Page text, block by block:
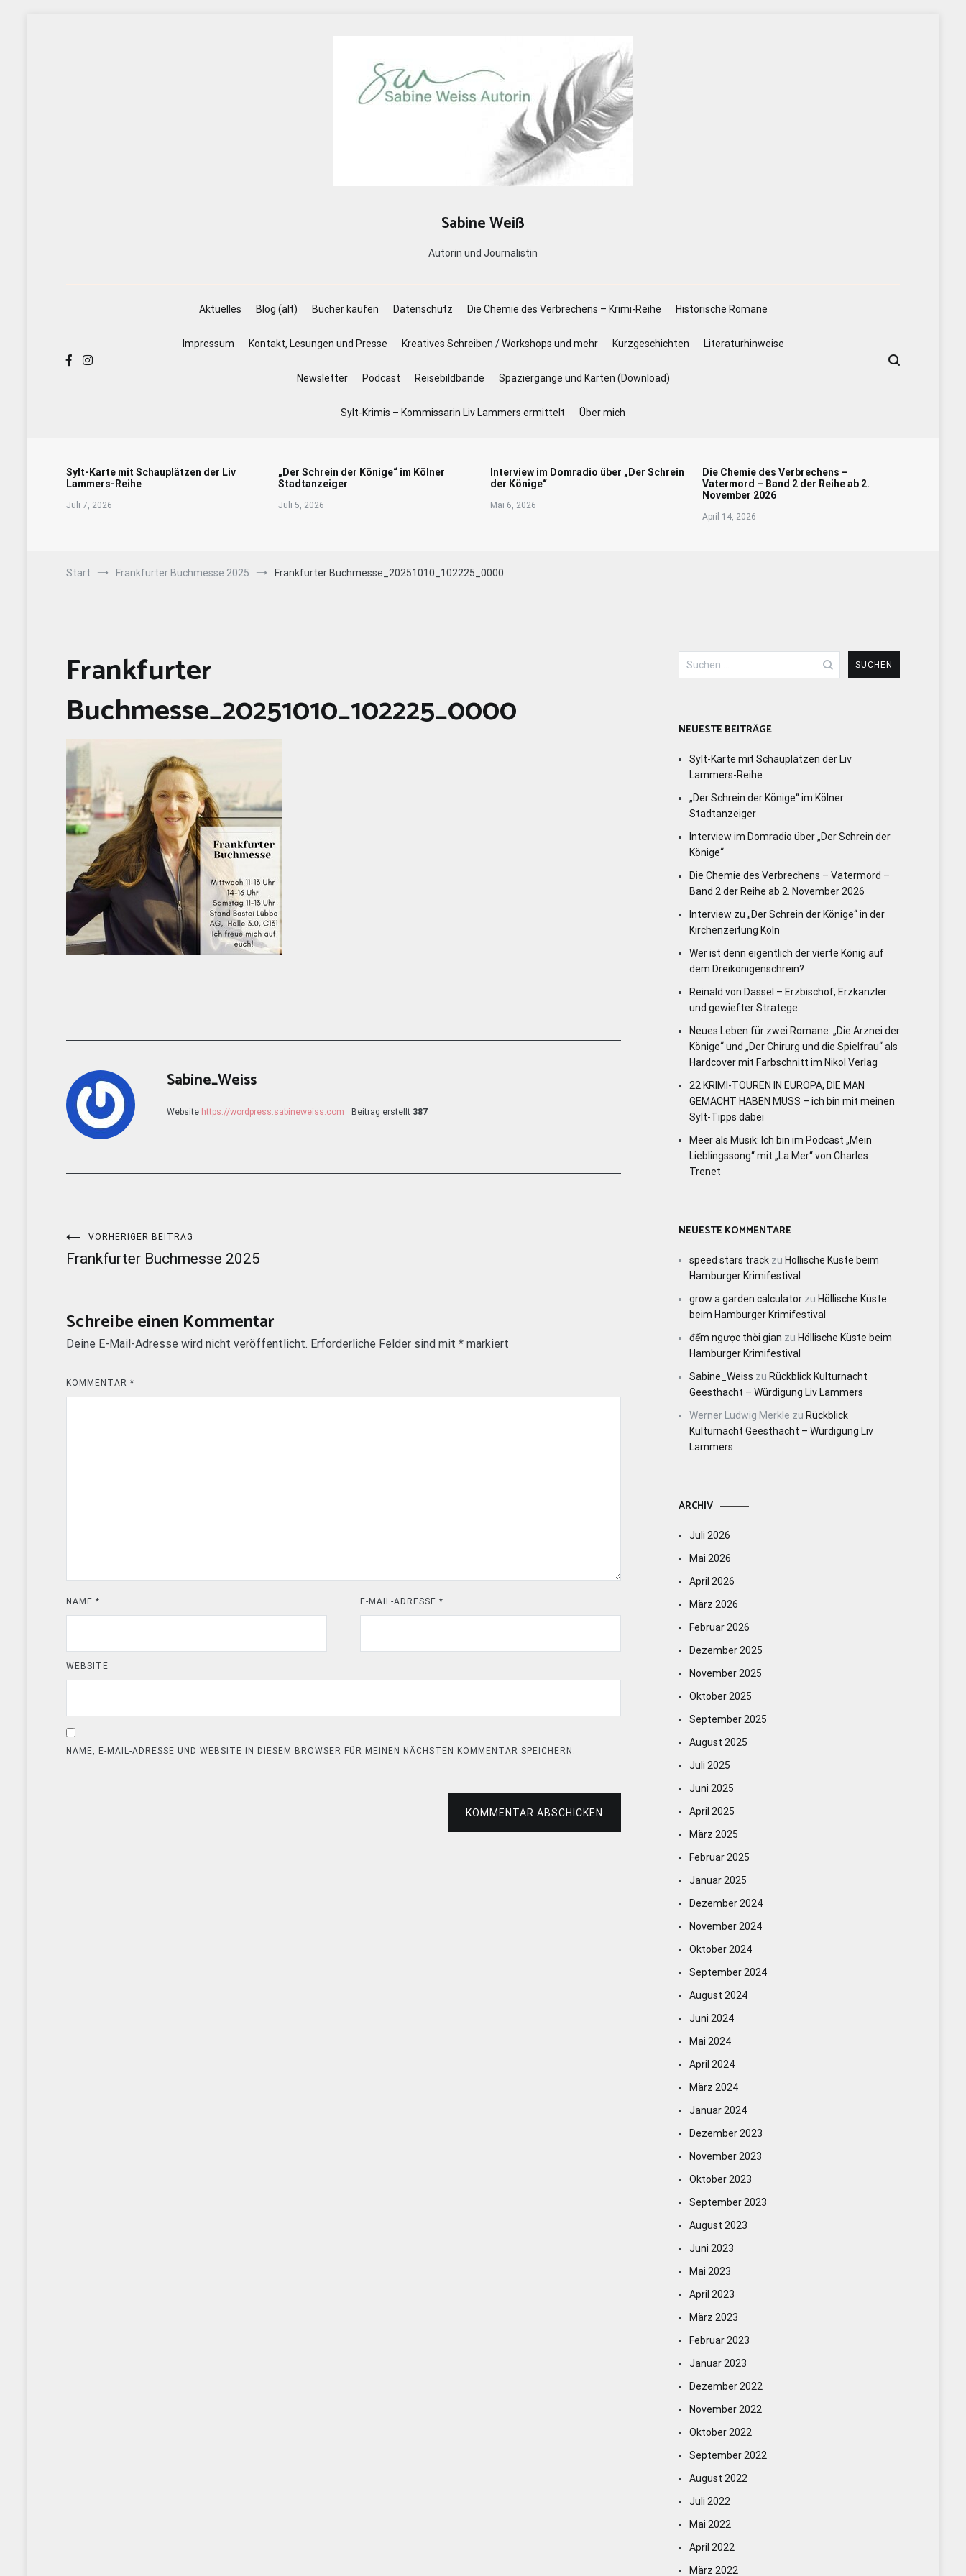
Sabine Weiß
Autorin und Journalistin
Aktuelles Blog (alt) Bücher kaufen Datenschutz Die Chemie des Verbrechens – Krimi-Reihe Historische Romane
Impressum Kontakt, Lesungen und Presse Kreatives Schreiben / Workshops und mehr Kurzgeschichten Literaturhinweise
Newsletter Podcast Reisebildbände Spaziergänge und Karten (Download)
Sylt-Krimis – Kommissarin Liv Lammers ermittelt Über mich
Sylt-Karte mit Schauplätzen der Liv
Lammers-Reihe
Juli 7, 2026
„Der Schrein der Könige“ im Kölner
Stadtanzeiger
Juli 5, 2026
Interview im Domradio über „Der Schrein
der Könige“
Mai 6, 2026
Die Chemie des Verbrechens –
Vatermord – Band 2 der Reihe ab 2.
November 2026
April 14, 2026
Start Frankfurter Buchmesse 2025 Frankfurter Buchmesse_20251010_102225_0000
Frankfurter
Buchmesse_20251010_102225_0000
Sabine_Weiss
Website https://wordpress.sabineweiss.com Beitrag erstellt 387
Beitragsnavigation
VORHERIGER BEITRAG
Frankfurter Buchmesse 2025
Schreibe einen Kommentar
Deine E-Mail-Adresse wird nicht veröffentlicht. Erforderliche Felder sind mit * markiert
KOMMENTAR *
NAME * E-MAIL-ADRESSE*
WEBSITE
NAME, E-MAIL-ADRESSE UND WEBSITE IN DIESEM BROWSER FÜR MEINEN NÄCHSTEN KOMMENTAR SPEICHERN.
KOMMENTAR ABSCHICKEN
Suchen
nach:
NEUESTE BEITRÄGE
Sylt-Karte mit Schauplätzen der Liv
Lammers-Reihe
„Der Schrein der Könige“ im Kölner
Stadtanzeiger
Interview im Domradio über „Der Schrein der
Könige“
Die Chemie des Verbrechens – Vatermord –
Band 2 der Reihe ab 2. November 2026
Interview zu „Der Schrein der Könige“ in der
Kirchenzeitung Köln
Wer ist denn eigentlich der vierte König auf
dem Dreikönigenschrein?
Reinald von Dassel – Erzbischof, Erzkanzler
und gewiefter Stratege
Neues Leben für zwei Romane: „Die Arznei der
Könige“ und „Der Chirurg und die Spielfrau“ als
Hardcover mit Farbschnitt im Nikol Verlag
22 KRIMI-TOUREN IN EUROPA, DIE MAN
GEMACHT HABEN MUSS – ich bin mit meinen
Sylt-Tipps dabei
Meer als Musik: Ich bin im Podcast „Mein
Lieblingssong“ mit „La Mer“ von Charles
Trenet
NEUESTE KOMMENTARE
speed stars track zu Höllische Küste beim
Hamburger Krimifestival
grow a garden calculator zu Höllische Küste
beim Hamburger Krimifestival
đếm ngược thời gian zu Höllische Küste beim
Hamburger Krimifestival
Sabine_Weiss zu Rückblick Kulturnacht
Geesthacht – Würdigung Liv Lammers
Werner Ludwig Merkle zu Rückblick
Kulturnacht Geesthacht – Würdigung Liv
Lammers
ARCHIV
Juli 2026
Mai 2026
April 2026
März 2026
Februar 2026
Dezember 2025
November 2025
Oktober 2025
September 2025
August 2025
Juli 2025
Juni 2025
April 2025
März 2025
Februar 2025
Januar 2025
Dezember 2024
November 2024
Oktober 2024
September 2024
August 2024
Juni 2024
Mai 2024
April 2024
März 2024
Januar 2024
Dezember 2023
November 2023
Oktober 2023
September 2023
August 2023
Juni 2023
Mai 2023
April 2023
März 2023
Februar 2023
Januar 2023
Dezember 2022
November 2022
Oktober 2022
September 2022
August 2022
Juli 2022
Mai 2022
April 2022
März 2022